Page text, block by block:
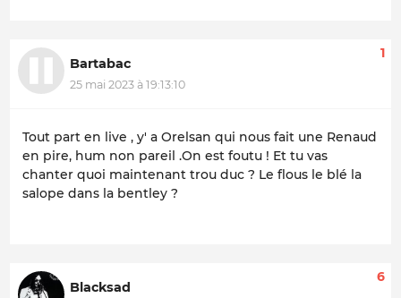
Bartabac
25 mai 2023 à 19:13:10
1
Tout part en live , y' a Orelsan qui nous fait une Renaud
en pire, hum non pareil .On est foutu ! Et tu vas
chanter quoi maintenant trou duc ? Le flous le blé la
salope dans la bentley ?
Blacksad
6